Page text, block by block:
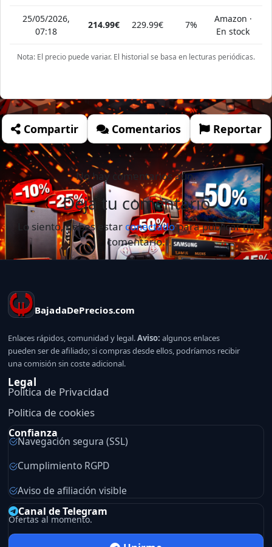
25/05/2026,
07:18
214.99€ 229.99€ 7%
Amazon ·
En stock
Nota: El precio puede variar. El historial se basa en lecturas periódicas.
Compartir Comentarios Reportar
No hay comentarios aún.
Deja tu comentario
Lo siento, debes estar conectadopara publicar un
comentario.
BajadaDePrecios.com
Enlaces rápidos, comunidad y legal.Aviso: algunos enlaces
pueden ser de afiliado; si compras desde ellos, podríamos recibir
una comisión sin coste adicional.
Legal
Politica de Privacidad
Politica de cookies
Confianza
Navegación segura (SSL)
Cumplimiento RGPD
Aviso de afiliación visible
Canal de Telegram
Ofertas al momento.